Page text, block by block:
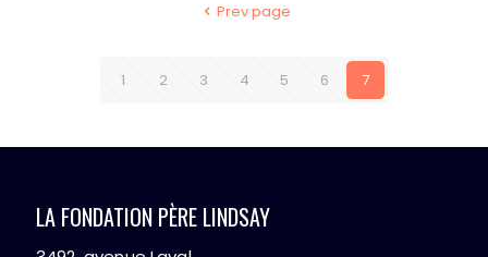
Prev page
1 2 3 4 5 6 7
LA FONDATION PÈRE LINDSAY